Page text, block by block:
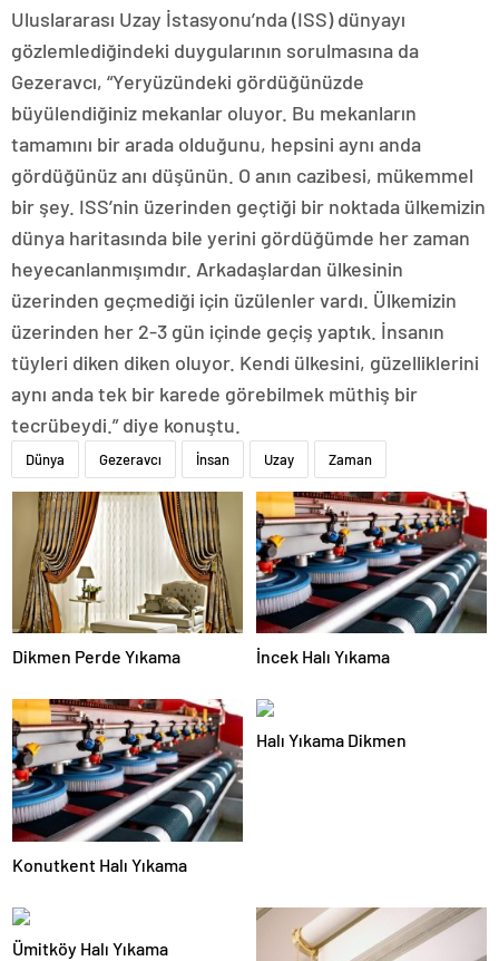
Uluslararası Uzay İstasyonu’nda (ISS) dünyayı
gözlemlediğindeki duygularının sorulmasına da
Gezeravcı, “Yeryüzündeki gördüğünüzde
büyülendiğiniz mekanlar oluyor. Bu mekanların
tamamını bir arada olduğunu, hepsini aynı anda
gördüğünüz anı düşünün. O anın cazibesi, mükemmel
bir şey. ISS’nin üzerinden geçtiği bir noktada ülkemizin
dünya haritasında bile yerini gördüğümde her zaman
heyecanlanmışımdır. Arkadaşlardan ülkesinin
üzerinden geçmediği için üzülenler vardı. Ülkemizin
üzerinden her 2-3 gün içinde geçiş yaptık. İnsanın
tüyleri diken diken oluyor. Kendi ülkesini, güzelliklerini
aynı anda tek bir karede görebilmek müthiş bir
tecrübeydi.” diye konuştu.
Dünya Gezeravcı İnsan Uzay Zaman
Dikmen Perde Yıkama İncek Halı Yıkama
Konutkent Halı Yıkama
Halı Yıkama Dikmen
Ümitköy Halı Yıkama